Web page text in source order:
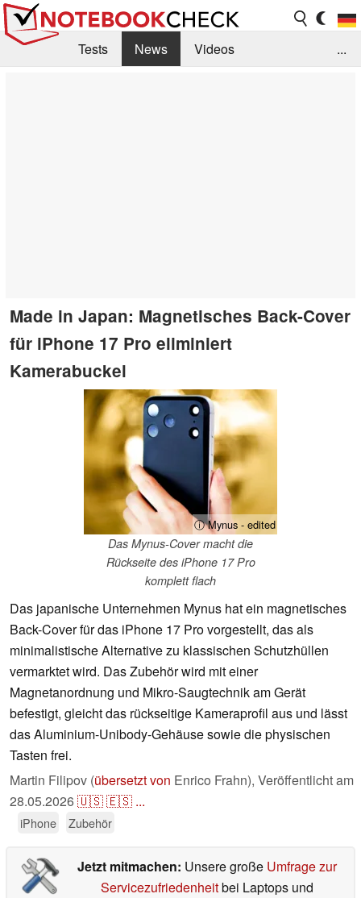
Tests News
Videos
...
Made in Japan: Magnetisches Back-Cover
für iPhone 17 Pro eliminiert
Kamerabuckel
ⓘ Mynus - edited
Das Mynus-Cover macht die
Rückseite des iPhone 17 Pro
komplett flach
Das japanische Unternehmen Mynus hat ein magnetisches
Back-Cover für das iPhone 17 Pro vorgestellt, das als
minimalistische Alternative zu klassischen Schutzhüllen
vermarktet wird. Das Zubehör wird mit einer
Magnetanordnung und Mikro-Saugtechnik am Gerät
befestigt, gleicht das rückseitige Kameraprofil aus und lässt
das Aluminium-Unibody-Gehäuse sowie die physischen
Tasten frei.
Martin Filipov (übersetzt von Enrico Frahn), Veröffentlicht am
28.05.2026🇺🇸🇪🇸 ...
iPhone Zubehör
Jetzt mitmachen: Unsere große Umfrage zur
Servicezufriedenheitbei Laptops und